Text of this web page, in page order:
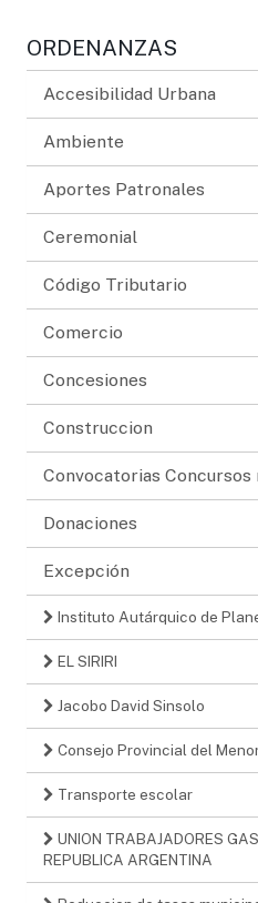
ORDENANZAS
Accesibilidad Urbana
Ambiente
Aportes Patronales
Ceremonial
Código Tributario
Comercio
Concesiones
Construccion
Convocatorias Concursos
Donaciones
Excepción
Instituto Autárquico de
EL SIRIRI
Jacobo David Sinsolo
Consejo Provincial del
Transporte escolar
UNION TRABAJADORES
REPUBLICA ARGENTINA